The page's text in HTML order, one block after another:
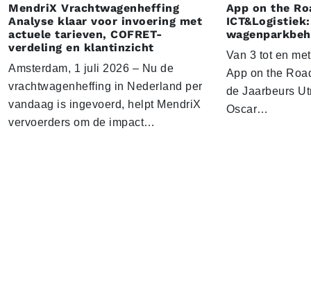
MendriX Vrachtwagenheffing
Analyse klaar voor invoering met
actuele tarieven, COFRET-
verdeling en klantinzicht
Amsterdam, 1 juli 2026 – Nu de
vrachtwagenheffing in Nederland per
vandaag is ingevoerd, helpt MendriX
vervoerders om de impact…
App on the
Van 3 tot en
App on the
de Jaarbeurs
Oscar…